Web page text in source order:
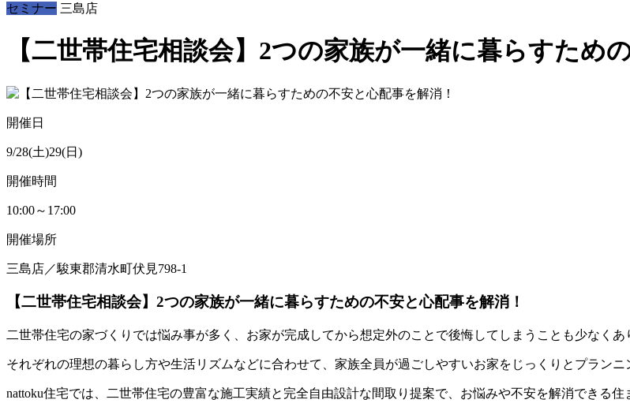
セミナー 三島店
【二世帯住宅相談会】2つの家族が一緒に暮らすため
開催日
9/28(土)29(日)
開催時間
10:00～17:00
開催場所
三島店／駿東郡清水町伏見798-1
【二世帯住宅相談会】2つの家族が一緒に暮らすための不安と心配事を解消！
二世帯住宅の家づくりでは悩み事が多く、お家が完成してから想定外のことで後悔してしまうことも少なくあ
それぞれの理想の暮らし方や生活リズムなどに合わせて、家族全員が過ごしやすいお家をじっくりとプランニ
nattoku住宅では、二世帯住宅の豊富な施工実績と完全自由設計な間取り提案で、お悩みや不安を解消できる住